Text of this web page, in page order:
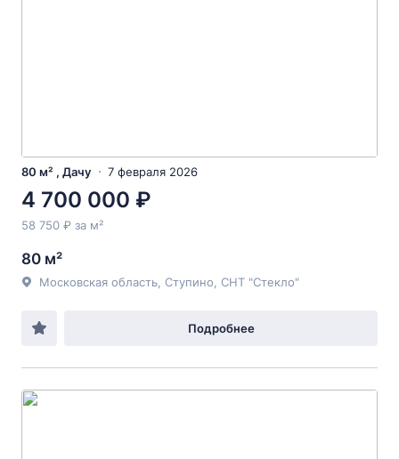
80 м² , Дачу 7 февраля 2026
4 700 000 ₽
58 750 ₽ за м²
80 м²
Московская область, Ступино, СНТ "Стекло"
Подробнее